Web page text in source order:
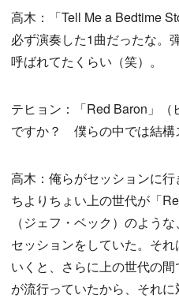
高木：「Tell Me a Bedtime
必ず演奏した1曲だったな。
呼ばれてたくらい（笑）。
テヒョン：「Red Baron」（
ですか？ 僕らの中では結構
高木：俺らがセッションに
ちよりちょい上の世代が「
（ジェフ・ベック）のよう
セッションをしていた。そ
いくと、さらに上の世代の
が流行っていたから、それ